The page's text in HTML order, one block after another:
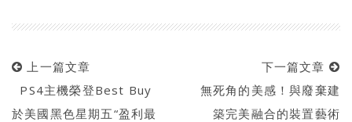
上一篇文章
PS4主機榮登Best Buy
於美國黑色星期五“盈利最
下一篇文章
無死角的美感！與廢棄建
築完美融合的裝置藝術